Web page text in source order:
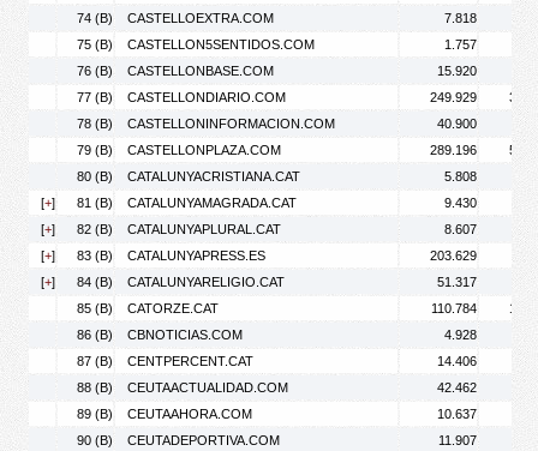
74 (B)
CASTELLOEXTRA.COM 7.818
75 (B)
CASTELLON5SENTIDOS.COM 1.757
76 (B)
CASTELLONBASE.COM 15.920
77 (B)
CASTELLONDIARIO.COM 249.929
78 (B)
CASTELLONINFORMACION.COM 40.900
79 (B)
CASTELLONPLAZA.COM 289.196
80 (B)
CATALUNYACRISTIANA.CAT 5.808
[+] 81 (B) CATALUNYAMAGRADA.CAT 9.430
[+] 82 (B) CATALUNYAPLURAL.CAT 8.607
[+] 83 (B) CATALUNYAPRESS.ES 203.629
[+] 84 (B) CATALUNYARELIGIO.CAT 51.317
85 (B)
CATORZE.CAT 110.784
86 (B)
CBNOTICIAS.COM 4.928
87 (B)
CENTPERCENT.CAT 14.406
88 (B)
CEUTAACTUALIDAD.COM 42.462
89 (B)
CEUTAAHORA.COM 10.637
90 (B)
CEUTADEPORTIVA.COM 11.907